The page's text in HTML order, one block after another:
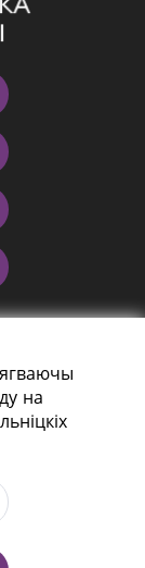
17)
на